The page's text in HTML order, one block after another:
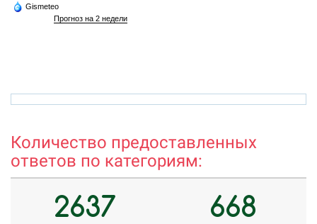
Gismeteo
Прогноз на 2 недели
Количество предоставленных
ответов по категориям:
2637 668